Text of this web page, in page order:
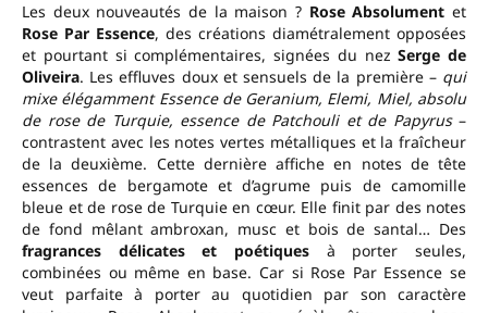
Les deux nouveautés de la maison ? Rose Absolumentet
Rose Par Essence, des créations diamétralement opposées
et pourtant si complémentaires, signées du nez Serge de
Oliveira. Les effluves doux et sensuels de la première – qui
mixe élégamment Essence de Geranium, Elemi, Miel, absolu
de rose de Turquie, essence de Patchouli et de Papyrus–
contrastent avec les notes vertes métalliques et la fraîcheur
de la deuxième. Cette dernière affiche en notes de tête
essences de bergamote et d’agrume puis de camomille
bleue et de rose de Turquie en cœur. Elle finit par des notes
de fond mêlant ambroxan, musc et bois de santal… Des
fragrances délicates et poétiques à porter seules,
combinées ou même en base. Car si Rose Par Essence se
veut parfaite à porter au quotidien par son caractère